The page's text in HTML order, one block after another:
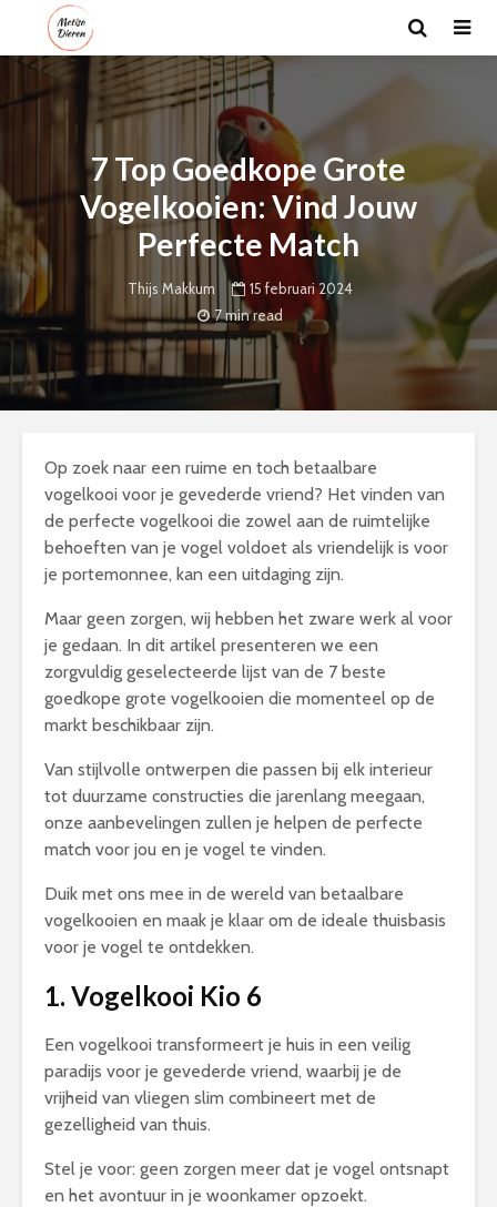
7 Top Goedkope Grote
Vogelkooien: Vind Jouw
Perfecte Match
Thijs Makkum
15 februari 2024
7 min read
Op zoek naar een ruime en toch betaalbare
vogelkooi voor je gevederde vriend? Het vinden van
de perfecte vogelkooi die zowel aan de ruimtelijke
behoeften van je vogel voldoet als vriendelijk is voor
je portemonnee, kan een uitdaging zijn.
Maar geen zorgen, wij hebben het zware werk al voor
je gedaan. In dit artikel presenteren we een
zorgvuldig geselecteerde lijst van de 7 beste
goedkope grote vogelkooien die momenteel op de
markt beschikbaar zijn.
Van stijlvolle ontwerpen die passen bij elk interieur
tot duurzame constructies die jarenlang meegaan,
onze aanbevelingen zullen je helpen de perfecte
match voor jou en je vogel te vinden.
Duik met ons mee in de wereld van betaalbare
vogelkooien en maak je klaar om de ideale thuisbasis
voor je vogel te ontdekken.
1. Vogelkooi Kio 6
Een vogelkooi transformeert je huis in een veilig
paradijs voor je gevederde vriend, waarbij je de
vrijheid van vliegen slim combineert met de
gezelligheid van thuis.
Stel je voor: geen zorgen meer dat je vogel ontsnapt
en het avontuur in je woonkamer opzoekt.